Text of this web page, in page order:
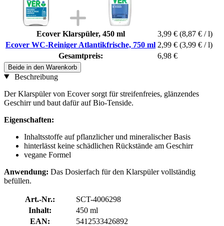
Ecover Klarspüler, 450 ml 3,99 € (8,87 € / l)
Ecover WC-Reiniger Atlantikfrische, 750 ml 2,99 € (3,99 € / l)
Gesamtpreis:
6,98 €
Beide in den Warenkorb
Beschreibung
Der Klarspüler von Ecover sorgt für streifenfreies, glänzendes
Geschirr und baut dafür auf Bio-Tenside.
Eigenschaften:
Inhaltsstoffe auf pflanzlicher und mineralischer Basis
hinterlässt keine schädlichen Rückstände am Geschirr
vegane Formel
Anwendung: Das Dosierfach für den Klarspüler vollständig
befüllen.
Art.-Nr.:
SCT-4006298
Inhalt:
450 ml
EAN:
5412533426892